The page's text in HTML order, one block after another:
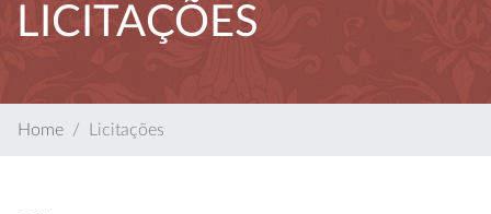
LICITAÇÕES
Home Licitações